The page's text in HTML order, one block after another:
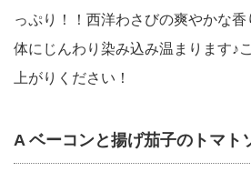
っぷり！！西洋わさびの爽やかな
体にじんわり染み込み温まります♪
上がりください！
A ベーコンと揚げ茄子のトマト